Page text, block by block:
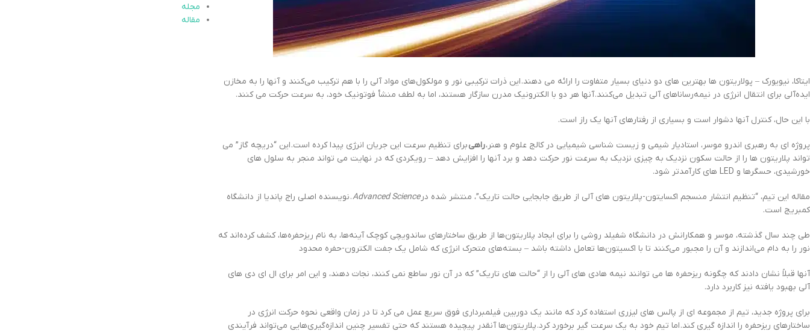
ایتاکا، نیویورک – پولاریتون ها بهترین های دو دنیای بسیار متفاوت را ارائه می دهند. این ذرات ترکیبی نور و مولکول‌های مواد آلی را با هم ترکیب می‌کنند و آنها را به مخازن
ایده‌آلی برای انتقال انرژی در نیمه‌رساناهای آلی تبدیل می‌کنند.آنها هر دو با الکترونیک مدرن سازگار هستند، اما به لطف منشأ فوتونیک خود، به سرعت حرکت می کنند.
با این حال، کنترل آنها دشوار است و بسیاری از رفتارهای آنها یک راز است.
پروژه ای به رهبری اندرو موسر، استادیار شیمی و زیست شناسی شیمیایی در کالج علوم و هنر،راهیبرای تنظیم سرعت این جریان انرژی پیدا کرده است. این “دریچه گاز” می
تواند پلاریتون ها را از حالت سکون نزدیک به چیزی نزدیک به سرعت نور حرکت دهد و برد آنها را افزایش دهد – رویکردی که در نهایت می تواند منجر به سلول های
خورشیدی، حسگرها و LED های کارآمدتر شود.
مقاله این تیم، “تنظیم انتشار منسجم اکسایتون-پلاریتون های آلی از طریق جابجایی حالت تاریک”، منتشر شده درAdvanced Science. نویسنده اصلی راج پاندیا از دانشگاه
کمبریج است.
طی چند سال گذشته، موسر و همکارانش در دانشگاه شفیلد روشی را برای ایجاد پلاریتون‌ها از طریق ساختارهای ساندویچی کوچک آینه‌ها، به نام ریزحفره‌ها، کشف کرده‌اند که
نور را به دام می‌اندازند و آن را مجبور می‌کنند تا با اکسیتون‌ها تعامل داشته باشد – بسته‌های متحرک انرژی که شامل یک جفت الکترون-حفره محدود
آنها قبلاً نشان دادند که چگونه ریزحفره ها می توانند نیمه هادی های آلی را از “حالت های تاریک” که در آن نور ساطع نمی کنند، نجات دهند، و این امر برای ال ای دی های
آلی بهبود یافته نیز کاربرد دارد.
برای پروژه جدید، تیم از مجموعه ای از پالس های لیزری استفاده کرد که مانند یک دوربین فیلمبرداری فوق سریع عمل می کرد تا در زمان واقعی نحوه حرکت انرژی در
ساختارهای ریزحفره را اندازه گیری کند. اما تیم خود به یک سرعت گیر برخورد کرد. پلاریتون‌ها آنقدر پیچیده هستند که حتی تفسیر چنین اندازه‌گیری‌هایی می‌تواند فرآیندی
مجله
مقاله